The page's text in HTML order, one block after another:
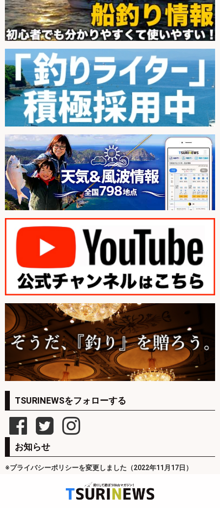
TSURINEWSをフォローする
お知らせ
※プライバシーポリシーを変更しました（2022年11月17日）